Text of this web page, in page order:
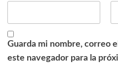
Guarda mi nombre, correo
este navegador para la